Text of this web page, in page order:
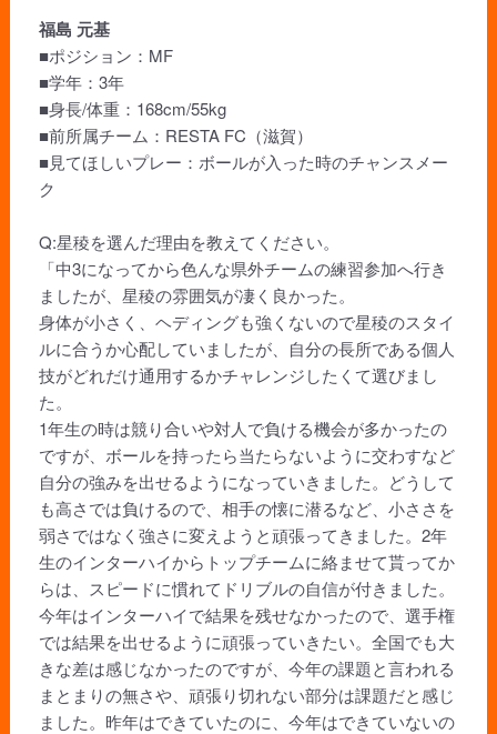
福島 元基
■ポジション：MF
■学年：3年
■身長/体重：168cm/55kg
■前所属チーム：RESTA FC（滋賀）
■見てほしいプレー：ボールが入った時のチャンスメー
ク
Q:星稜を選んだ理由を教えてください。
「中3になってから色んな県外チームの練習参加へ行き
ましたが、星稜の雰囲気が凄く良かった。
身体が小さく、ヘディングも強くないので星稜のスタイ
ルに合うか心配していましたが、自分の長所である個人
技がどれだけ通用するかチャレンジしたくて選びまし
た。
1年生の時は競り合いや対人で負ける機会が多かったの
ですが、ボールを持ったら当たらないように交わすなど
自分の強みを出せるようになっていきました。どうして
も高さでは負けるので、相手の懐に潜るなど、小ささを
弱さではなく強さに変えようと頑張ってきました。2年
生のインターハイからトップチームに絡ませて貰ってか
らは、スピードに慣れてドリブルの自信が付きました。
今年はインターハイで結果を残せなかったので、選手権
では結果を出せるように頑張っていきたい。全国でも大
きな差は感じなかったのですが、今年の課題と言われる
まとまりの無さや、頑張り切れない部分は課題だと感じ
ました。昨年はできていたのに、今年はできていないの